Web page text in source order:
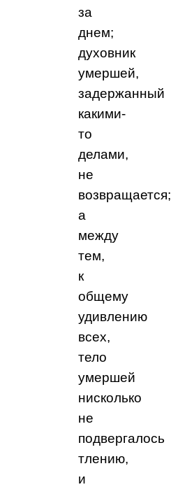
за
днем;
духовник
умершей,
задержанный
какими-
то
делами,
не
возвращается;
а
между
тем,
к
общему
удивлению
всех,
тело
умершей
нисколько
не
подвергалось
тлению,
и